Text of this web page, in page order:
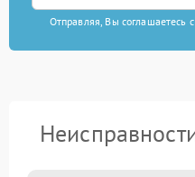
Отправляя, Вы соглашаетесь с